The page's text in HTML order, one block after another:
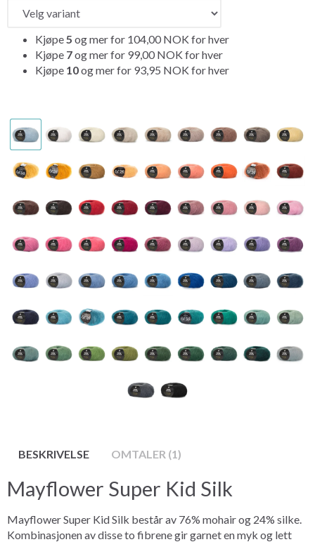
Kjøpe 5 og mer for 104,00 NOK for hver
Kjøpe 7og mer for 99,00 NOK for hver
Kjøpe 10og mer for 93,95 NOK for hver
BESKRIVELSE OMTALER (1)
Mayflower Super Kid Silk
Mayflower Super Kid Silk består av 76% mohair og 24% silke.
Kombinasjonen av disse to fibrene gir garnet en myk og lett